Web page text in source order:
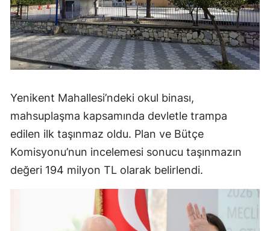
Yenikent Mahallesi’ndeki okul binası,
mahsuplaşma kapsamında devletle trampa
edilen ilk taşınmaz oldu. Plan ve Bütçe
Komisyonu’nun incelemesi sonucu taşınmazın
değeri 194 milyon TL olarak belirlendi.